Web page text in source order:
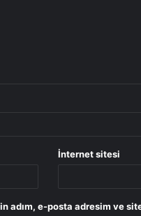
İnternet sitesi
adım, e-posta adresim ve